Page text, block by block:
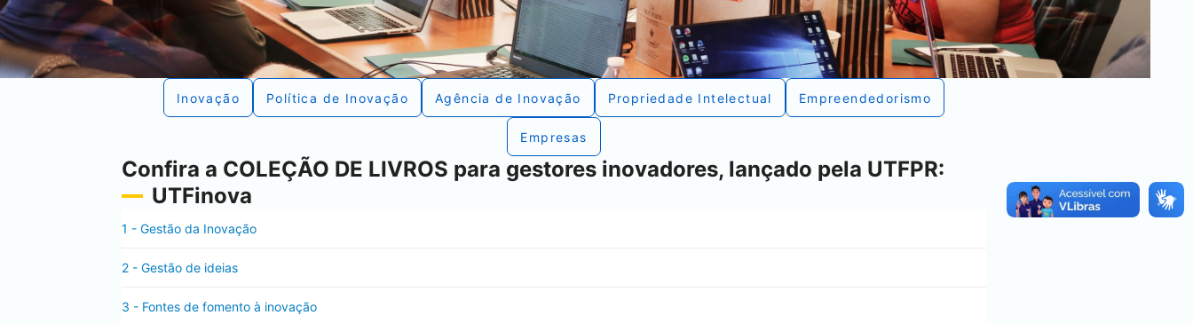
Inovação Política de Inovação Agência de Inovação Propriedade Intelectual Empreendedorismo
Empresas
Confira a COLEÇÃO DE LIVROS para gestores inovadores, lançado pela UTFPR:
UTFinova
1 - Gestão da Inovação
2 - Gestão de ideias
3 - Fontes de fomento à inovação